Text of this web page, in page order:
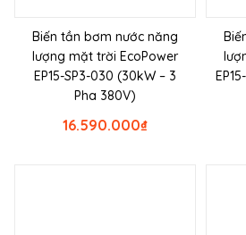
Biến tần bơm nước năng
lượng mặt trời EcoPower
EP15-SP3-030 (30kW – 3
Pha 380V)
₫
16.590.000